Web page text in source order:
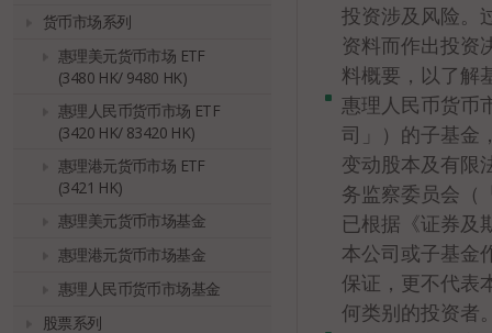
货币市场系列
惠理美元货币市场 ETF
(3480 HK/ 9480 HK)
惠理人民币货币市场 ETF
(3420 HK/ 83420 HK)
惠理港元货币市场 ETF
(3421 HK)
惠理美元货币市场基金
惠理港元货币市场基金
惠理人民币货币市场基金
股票系列
投资涉及风险。
资料而作出投资
料概要，以了解
惠理人民币货币
司」）的子基金
变动股本及有限
务监察委员会（
已根据《证券及
本公司或子基金
保证，更不代表
何类别的投资者